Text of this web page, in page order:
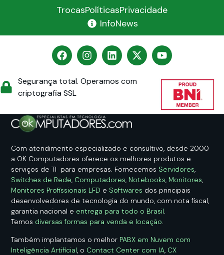
TrocasPolíticasPrivacidade
InfoNews
Segurança total. Operamos com
criptografia SSL
Com atendimento especializado e consultivo, desde 2000
a OK Computadores oferece os melhores produtos e
serviços de TI para empresas. Fornecemos Servidores,
Switches de Rede, Computadores, Notebooks, Monitores,
Monitores Profissionais LFD e Softwares dos principais
desenvolvedores de tecnologia do mundo, com nota fiscal,
garantia nacional e entrega para todo o Brasil.
Temos diversas formas para venda e locação.
Também implantamos o melhor PABX em Nuvem com
Inteligência Artificial, o Contact Center com IA, CX